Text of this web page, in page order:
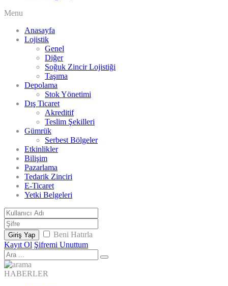
Menu
Anasayfa
Lojistik
Genel
Diğer
Soğuk Zincir Lojistiği
Taşıma
Depolama
Stok Yönetimi
Dış Ticaret
Akreditif
Teslim Şekilleri
Gümrük
Serbest Bölgeler
Etkinlikler
Bilişim
Pazarlama
Tedarik Zinciri
E-Ticaret
Yetki Belgeleri
Giriş Yap
Beni Hatırla
Kayıt Ol Şifremi Unuttum
HABERLER